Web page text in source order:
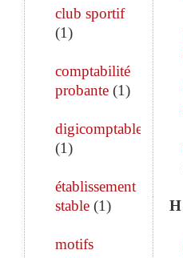
club sportif
(1)
comptabilité
probante (1)
digicomptable
(1)
établissement
stable (1)
motifs
H